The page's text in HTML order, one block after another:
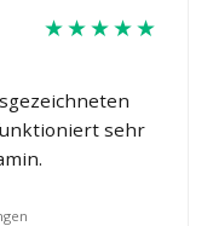
★★★★★
sehr